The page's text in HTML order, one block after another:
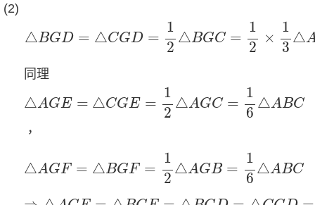
(2)
△BGD = △CGD =
1
2
△BGC =
1
2
×
1
3
△
B △ BC
同理
△AGE = △CGE =
1
2
△AGC =
1
6
△ABC
A B
，
△AGF = △BGF =
1
2
△AGB =
1
6
△ABC
A B
⇒ △ AGF= BGF=△ D =△CG =△CGE